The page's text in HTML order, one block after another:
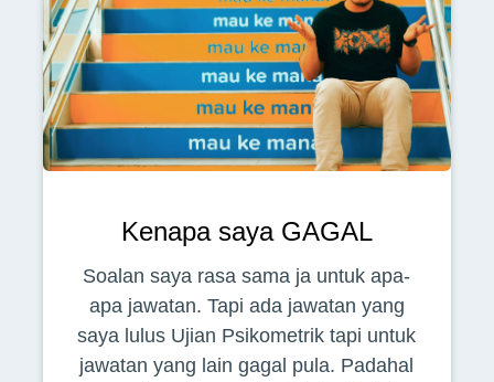
Kenapa saya GAGAL
Soalan saya rasa sama ja untuk apa-
apa jawatan. Tapi ada jawatan yang
saya lulus Ujian Psikometrik tapi untuk
jawatan yang lain gagal pula. Padahal